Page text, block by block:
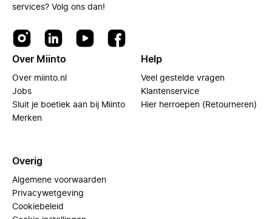
services? Volg ons dan!
Over Miinto
Over miinto.nl
Jobs
Sluit je boetiek aan bij Miinto
Merken
Help
Veel gestelde vragen
Klantenservice
Hier herroepen (Retourneren)
Overig
Algemene voorwaarden
Privacywetgeving
Cookiebeleid